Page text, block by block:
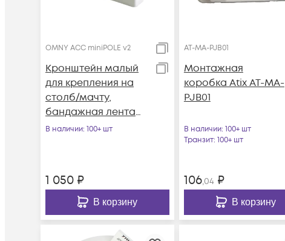
OMNY ACC miniPOLE v2
Кронштейн малый
для крепления на
столб/мачту,
бандажная лента
9мм, 20мм, толщина
В наличии: 100+ шт
1 050 ₽
В корзину
AT-MA-PJB01
Монтажная
коробка Atix AT-MA-
PJB01
В наличии: 100+ шт
Транзит: 100+ шт
106,04 ₽
В корзину